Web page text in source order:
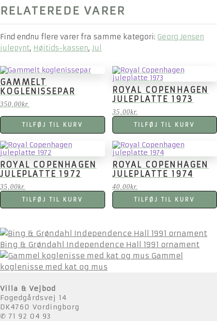
RELATEREDE VARER
Find endnu flere varer fra samme kategori: Georg Jensen
julepynt, Højtids-kassen, Jul
GAMMELT
KOGLENISSEPAR
350,00kr.
TILFØJ TIL KURV
ROYAL COPENHAGEN
JULEPLATTE 1973
35,00kr.
TILFØJ TIL KURV
ROYAL COPENHAGEN
JULEPLATTE 1972
35,00kr.
TILFØJ TIL KURV
ROYAL COPENHAGEN
JULEPLATTE 1974
40,00kr.
TILFØJ TIL KURV
Bing & Grøndahl Independence Hall 1991 ornament
Gammel
koglenisse med kat og mus
Villa & Vejbod
Fogedgårdsvej 14
DK4760 Vordingborg
✆ 71 92 04 93